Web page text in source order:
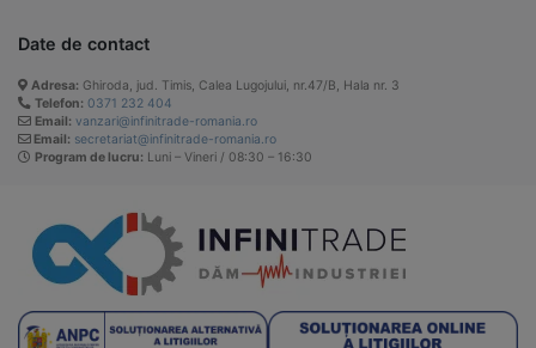
Date de contact
Adresa: Ghiroda, jud. Timis, Calea Lugojului, nr.47/B, Hala nr. 3
Telefon: 0371 232 404
Email: vanzari@infinitrade-romania.ro
Email: secretariat@infinitrade-romania.ro
Program de lucru: Luni – Vineri / 08:30 – 16:30